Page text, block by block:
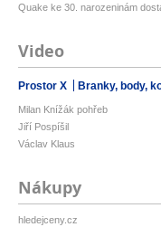
Quake ke 30. narozeninám
Video
Prostor X Branky, body,
Milan Knížák pohřeb
Jiří Pospíšil
Václav Klaus
Nákupy
hledejceny.cz